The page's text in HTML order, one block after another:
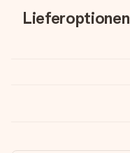
Lieferoptionen